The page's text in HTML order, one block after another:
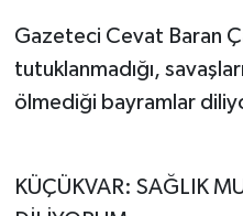
Gazeteci Cevat Baran
tutuklanmadığı,
ölmediği bayramlar
KÜÇÜKVAR: SAĞLIK